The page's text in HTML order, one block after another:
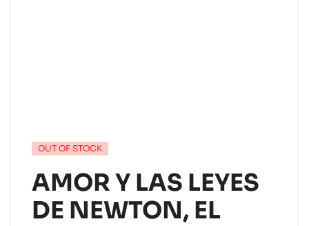
OUT OF STOCK
AMOR Y LAS LEYES
DE NEWTON, EL